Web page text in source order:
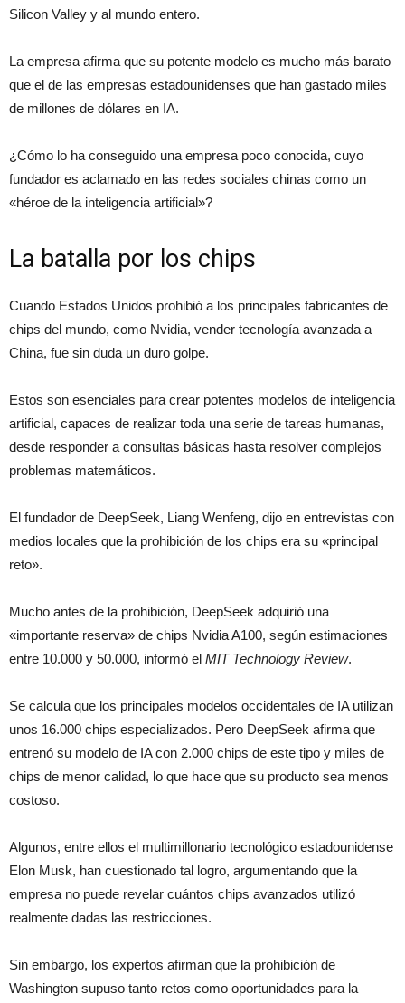
Silicon Valley y al mundo entero.
La empresa afirma que su potente modelo es mucho más barato
que el de las empresas estadounidenses que han gastado miles
de millones de dólares en IA.
¿Cómo lo ha conseguido una empresa poco conocida, cuyo
fundador es aclamado en las redes sociales chinas como un
«héroe de la inteligencia artificial»?
La batalla por los chips
Cuando Estados Unidos prohibió a los principales fabricantes de
chips del mundo, como Nvidia, vender tecnología avanzada a
China, fue sin duda un duro golpe.
Estos son esenciales para crear potentes modelos de inteligencia
artificial, capaces de realizar toda una serie de tareas humanas,
desde responder a consultas básicas hasta resolver complejos
problemas matemáticos.
El fundador de DeepSeek, Liang Wenfeng, dijo en entrevistas con
medios locales que la prohibición de los chips era su «principal
reto».
Mucho antes de la prohibición, DeepSeek adquirió una
«importante reserva» de chips Nvidia A100, según estimaciones
entre 10.000 y 50.000, informó el MIT Technology Review.
Se calcula que los principales modelos occidentales de IA utilizan
unos 16.000 chips especializados. Pero DeepSeek afirma que
entrenó su modelo de IA con 2.000 chips de este tipo y miles de
chips de menor calidad, lo que hace que su producto sea menos
costoso.
Algunos, entre ellos el multimillonario tecnológico estadounidense
Elon Musk, han cuestionado tal logro, argumentando que la
empresa no puede revelar cuántos chips avanzados utilizó
realmente dadas las restricciones.
Sin embargo, los expertos afirman que la prohibición de
Washington supuso tanto retos como oportunidades para la